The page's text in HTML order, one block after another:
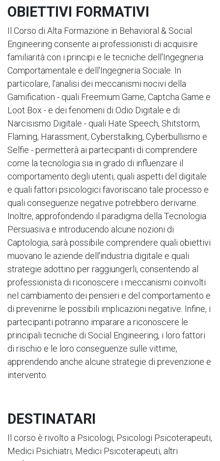
OBIETTIVI FORMATIVI
Il Corso di Alta Formazione in Behavioral & Social
Engineering consente ai professionisti di acquisire
familiarità con i principi e le tecniche dell'Ingegneria
Comportamentale e dell'Ingegneria Sociale. In
particolare, l'analisi dei meccanismi nocivi della
Gamification - quali Freemium Game, Captcha Game e
Loot Box - e dei fenomeni di Odio Digitale e di
Narcisismo Digitale - quali Hate Speech, Shitstorm,
Flaming, Harassment, Cyberstalking, Cyberbullismo e
Selfie - permetterà ai partecipanti di comprendere
come la tecnologia sia in grado di influenzare il
comportamento degli utenti, quali aspetti del digitale
e quali fattori psicologici favoriscano tale processo e
quali conseguenze negative potrebbero derivarne.
Inoltre, approfondendo il paradigma della Tecnologia
Persuasiva e introducendo alcune nozioni di
Captologia, sarà possibile comprendere quali obiettivi
muovano le aziende dell'industria digitale e quali
strategie adottino per raggiungerli, consentendo al
professionista di riconoscere i meccanismi coinvolti
nel cambiamento dei pensieri e del comportamento e
di prevenirne le possibili implicazioni negative. Infine, i
partecipanti potranno imparare a riconoscere le
principali tecniche di Social Engineering, i loro fattori
di rischio e le loro conseguenze sulle vittime,
apprendendo anche alcune strategie di prevenzione e
intervento.
DESTINATARI
Il corso è rivolto a Psicologi, Psicologi Psicoterapeuti,
Medici Psichiatri, Medici Psicoterapeuti, altri